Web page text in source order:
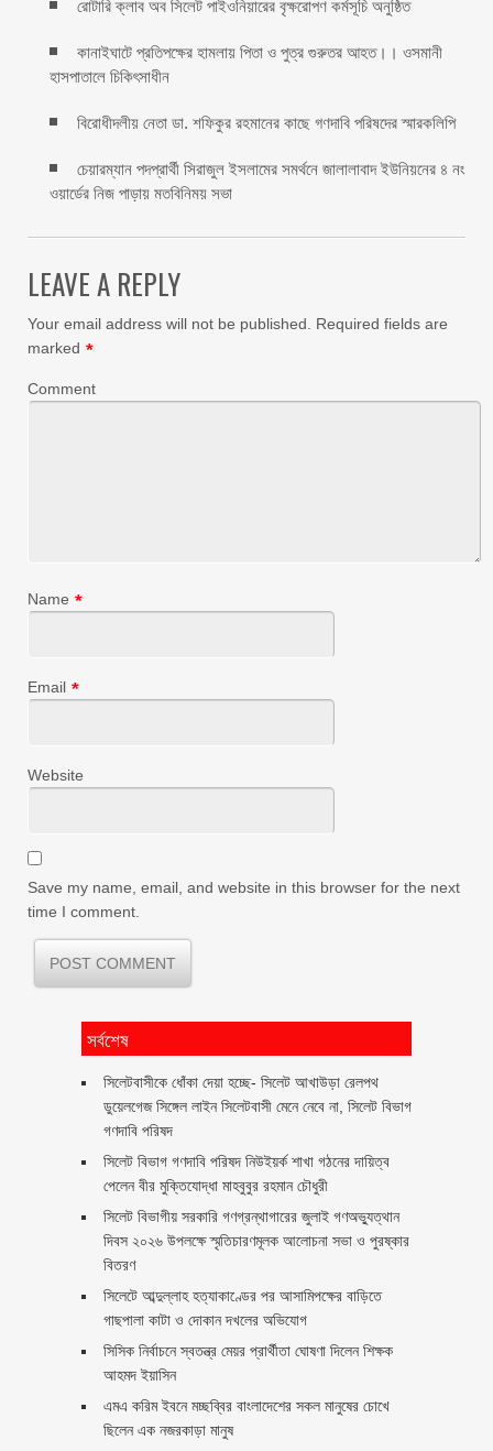
রোটারি ক্লাব অব সিলেট পাইওনিয়ারের বৃক্ষরোপণ কর্মসূচি অনুষ্ঠিত
কানাইঘাটে প্রতিপক্ষের হামলায় পিতা ও পুত্র গুরুতর আহত।। ওসমানী
হাসপাতালে চিকিৎসাধীন
বিরোধীদলীয় নেতা ডা. শফিকুর রহমানের কাছে গণদাবি পরিষদের স্মারকলিপি ‎
চেয়ারম্যান পদপ্রার্থী সিরাজুল ইসলামের সমর্থনে জালালাবাদ ইউনিয়নের ৪ নং
ওয়ার্ডের নিজ পাড়ায় মতবিনিময় সভা
LEAVE A REPLY
Your email address will not be published.
Required fields are
marked *
Comment
Name *
Email *
Website
Save my name, email, and website in this browser for the next
time I comment.
সর্বশেষ
‎সিলেটবাসীকে ধোঁকা দেয়া হচ্ছে- সিলেট আখাউড়া রেলপথ
ডুয়েলগেজ সিঙ্গেল লাইন সিলেটবাসী মেনে নেবে না, সিলেট বিভাগ
গণদাবি পরিষদ
সিলেট বিভাগ গণদাবি পরিষদ নিউইয়র্ক শাখা গঠনের দায়িত্ব
পেলেন বীর মুক্তিযোদ্ধা মাহবুবুর রহমান চৌধুরী ‎ ‎
সিলেট বিভাগীয় সরকারি গণগ্রন্থাগারের জুলাই গণঅভ্যুত্থান
দিবস ২০২৬ উপলক্ষে স্মৃতিচারণমূলক আলোচনা সভা ও পুরষ্কার
বিতরণ ‎ ‎
সিলেটে আব্দুল্লাহ হত্যাকাণ্ডের পর আসামিপক্ষের বাড়িতে
গাছপালা কাটা ও দোকান দখলের অভিযোগ
সিসিক নির্বাচনে স্বতন্ত্র মেয়র প্রার্থীতা ঘোষণা দিলেন শিক্ষক
আহমদ ইয়াসিন
এমএ করিম ইবনে মচ্ছব্বির বাংলাদেশের সকল মানুষের চোখে
ছিলেন এক নজরকাড়া মানুষ ‎